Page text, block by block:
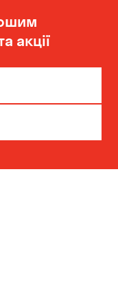
Боярка
Буча
Вишгород
акції